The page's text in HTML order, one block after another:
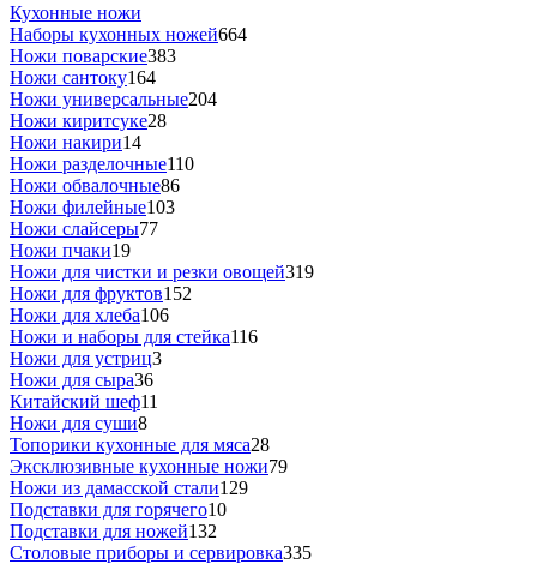
Кухонные ножи
Наборы кухонных ножей664
Ножи поварские383
Ножи сантоку164
Ножи универсальные204
Ножи киритсуке28
Ножи накири14
Ножи разделочные110
Ножи обвалочные86
Ножи филейные103
Ножи слайсеры77
Ножи пчаки19
Ножи для чистки и резки овощей319
Ножи для фруктов152
Ножи для хлеба106
Ножи и наборы для стейка116
Ножи для устриц3
Ножи для сыра36
Китайский шеф11
Ножи для суши8
Топорики кухонные для мяса28
Эксклюзивные кухонные ножи79
Ножи из дамасской стали129
Подставки для горячего10
Подставки для ножей132
Столовые приборы и сервировка335